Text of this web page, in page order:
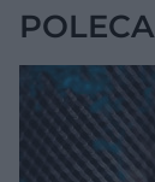
POLECA